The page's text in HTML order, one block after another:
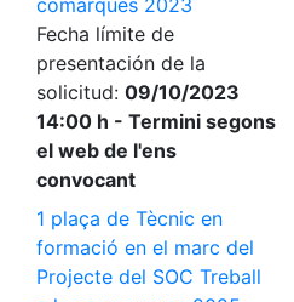
comarques 2023
Fecha límite de
presentación de la
solicitud: 09/10/2023
14:00 h - Termini segons
el web de l'ens
convocant
1 plaça de Tècnic en
formació en el marc del
Projecte del SOC Treball